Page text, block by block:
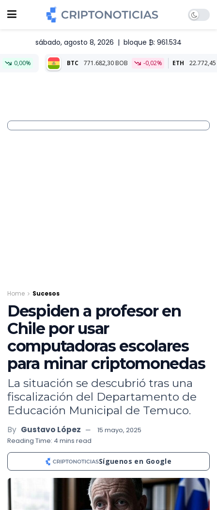
sábado, agosto 8, 2026 | bloque ₿: 961.534
BTC 771.682,30 BOB -0,02% ETH 22.772,45 BOB -0,14%
Home Sucesos
Despiden a profesor en
Chile por usar
computadoras escolares
para minar criptomonedas
La situación se descubrió tras una
fiscalización del Departamento de
Educación Municipal de Temuco.
By Gustavo López
15 mayo, 2025
Reading Time: 4 mins read
Síguenos en Google